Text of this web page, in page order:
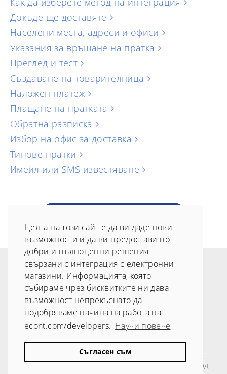
Целта на този сайт е да ви даде нови
възможности и да ви предостави по-
добри и пълноценни решения
свързани с интеграция с електронни
магазини. Информацията, която
събираме чрез бисквитките ни дава
възможност непрекъснато да
подобряваме начина на работа на
econt.com/developers. Научи повече
Съгласен съм
Докъде ще доставяте
Населени места, адреси и офиси
Указания за връщане на пратка
Преглед и тест
Създаване на товарителница
Наложен платеж
Плащане на пратката
Обратна разписка
Избор на офис за доставка
Типове пратки
Имейл или SMS известяване
Условия за ползване на сайта
Политика за лични данни
Карта на сайта
Всички права запазени © 2019 - Еконт Експрес ООД